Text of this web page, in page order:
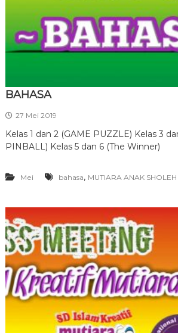
BAHASA
27 Mei 2019
Kelas 1 dan 2 (GAME PUZZLE) Kelas 3
PINBALL) Kelas 5 dan 6 (The Winner)
Mei bahasa, MUTIARA ANAK SHOLEH